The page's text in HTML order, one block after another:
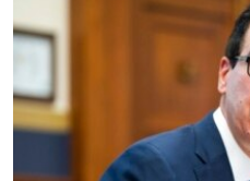
SHKENCË DHE TEKNOLOGJI
INTERVISTA